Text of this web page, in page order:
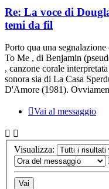
Re: La voce di
temi da fil
Porto qua una
To Me , di Benjamin
, canzone corale
sonora sia di La Casa
D'Amore (1981).
Vai al messaggio
Visualizza: